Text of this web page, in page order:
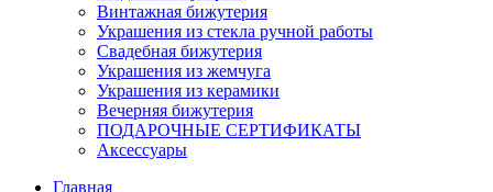
Винтажная бижутерия
Украшения из стекла ручной работы
Свадебная бижутерия
Украшения из жемчуга
Украшения из керамики
Вечерняя бижутерия
ПОДАРОЧНЫЕ СЕРТИФИКАТЫ
Аксессуары
Главная